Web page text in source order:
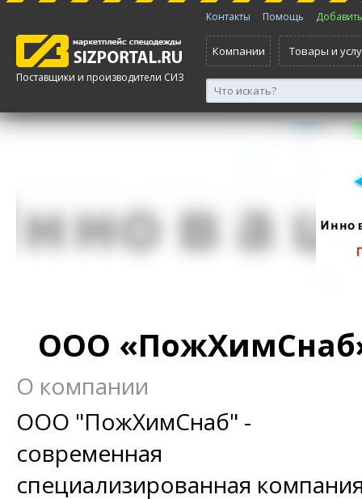
Поставщики и производители СИЗ
Контакты Помощь
Компании Товары и
ООО
О компании
ООО "ПожХимСнаб" -
современная
специализированная